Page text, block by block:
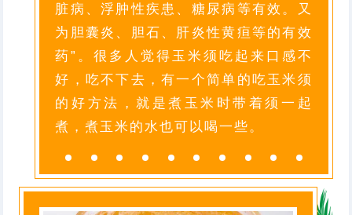
脏病、浮肿性疾患、糖尿病等有效。又
为胆囊炎、胆石、肝炎性黄疸等的有效
药”。很多人觉得玉米须吃起来口感不
好，吃不下去，有一个简单的吃玉米须
的好方法，就是煮玉米时带着须一起
煮，煮玉米的水也可以喝一些。